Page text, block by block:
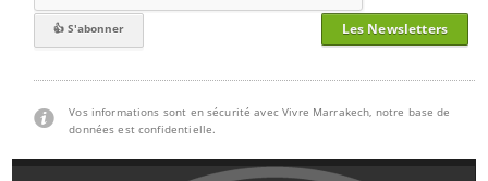
Les Newsletters
Vos informations sont en sécurité avec Vivre Marrakech, notre base de
données est confidentielle.